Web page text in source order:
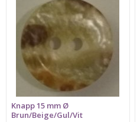
Knapp 15 mm Ø
Brun/Beige/Gul/Vit